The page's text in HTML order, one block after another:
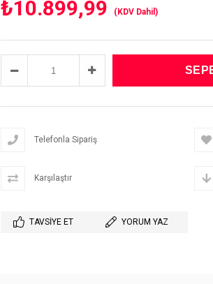
₺10.899,99 (KDV Dahil)
Telefonla Sipariş
Karşılaştır
TAVSIYE ET YORUM YAZ